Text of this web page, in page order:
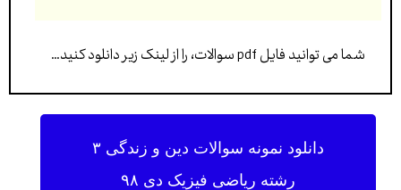
شما می توانید فایل pdf سوالات، را از لینک زیر دانلود کنید…
دانلود نمونه سوالات دین و زندگی ۳
رشته ریاضی فیزیک دی ۹۸